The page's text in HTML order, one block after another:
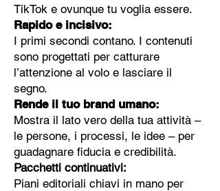
TikTok e ovunque tu voglia essere.
Rapido e incisivo:
I primi secondi contano. I contenuti
sono progettati per catturare
l’attenzione al volo e lasciare il
segno.
Rende il tuo brand umano:
Mostra il lato vero della tua attività –
le persone, i processi, le idee – per
guadagnare fiducia e credibilità.
Pacchetti continuativi:
Piani editoriali chiavi in mano per